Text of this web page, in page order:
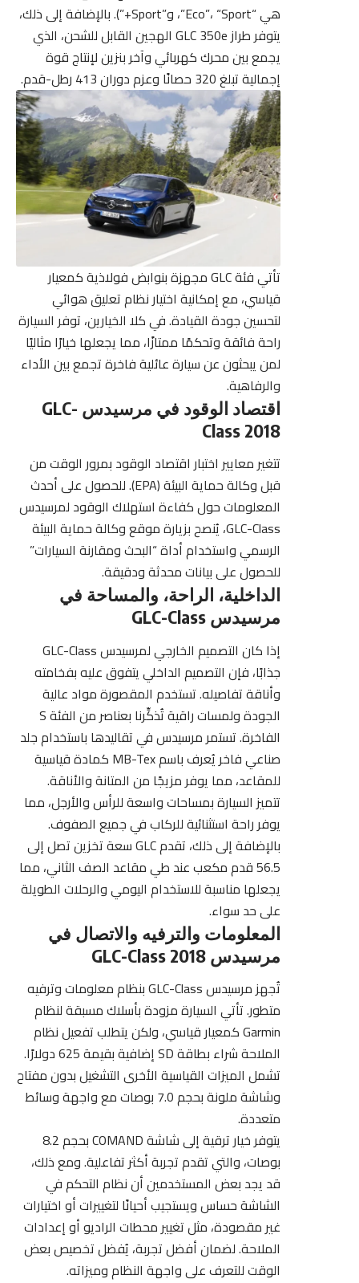
هي “Eco”، “Sport”، و”Sport+”). بالإضافة إلى ذلك،
يتوفر طراز GLC 350e الهجين القابل للشحن، الذي
يجمع بين محرك كهربائي وآخر بنزين لإنتاج قوة
إجمالية تبلغ 320 حصانًا وعزم دوران 413 رطل-قدم.
تأتي فئة GLC مجهزة بنوابض فولاذية كمعيار
قياسي، مع إمكانية اختيار نظام تعليق هوائي
لتحسين جودة القيادة. في كلا الخيارين، توفر السيارة
راحة فائقة وتحكمًا ممتازًا، مما يجعلها خيارًا مثاليًا
لمن يبحثون عن سيارة عائلية فاخرة تجمع بين الأداء
والرفاهية.
اقتصاد الوقود في مرسيدس GLC-
Class 2018
تتغير معايير اختبار اقتصاد الوقود بمرور الوقت من
قبل وكالة حماية البيئة (EPA). للحصول على أحدث
المعلومات حول كفاءة استهلاك الوقود لمرسيدس
GLC-Class، يُنصح بزيارة موقع وكالة حماية البيئة
الرسمي واستخدام أداة “البحث ومقارنة السيارات”
للحصول على بيانات محدثة ودقيقة.
الداخلية، الراحة، والمساحة في
مرسيدس GLC-Class
إذا كان التصميم الخارجيلمرسيدس GLC-Class
جذابًا، فإن التصميم الداخلي يتفوق عليه بفخامته
وأناقة تفاصيله. تستخدم المقصورة مواد عالية
الجودة ولمسات راقية تُذكِّرنا بعناصر من الفئة S
الفاخرة. تستمر مرسيدس في تقاليدها باستخدام جلد
صناعي فاخر يُعرف باسم MB-Tex كمادة قياسية
للمقاعد، مما يوفر مزيجًا من المتانة والأناقة.
تتميز السيارة بمساحات واسعة للرأس والأرجل، مما
يوفر راحة استثنائية للركاب في جميع الصفوف.
بالإضافة إلى ذلك، تقدم GLC سعة تخزين تصل إلى
56.5 قدم مكعب عند طي مقاعد الصف الثاني، مما
يجعلها مناسبة للاستخدام اليومي والرحلات الطويلة
على حد سواء.
المعلومات والترفيه والاتصال في
مرسيدس GLC-Class 2018
تُجهز مرسيدس GLC-Class بنظام معلومات وترفيه
متطور. تأتي السيارة مزودة بأسلاك مسبقة لنظام
Garmin كمعيار قياسي، ولكن يتطلب تفعيل نظام
الملاحة شراء بطاقة SD إضافية بقيمة 625 دولارًا.
تشمل الميزات القياسية الأخرى التشغيل بدون مفتاح
وشاشة ملونة بحجم 7.0 بوصات مع واجهة وسائط
متعددة.
يتوفر خيار ترقية إلى شاشة COMAND بحجم 8.2
بوصات، والتي تقدم تجربة أكثر تفاعلية. ومع ذلك،
قد يجد بعض المستخدمين أن نظام التحكم في
الشاشة حساس ويستجيب أحيانًا لتغييرات أو اختيارات
غير مقصودة، مثل تغيير محطات الراديو أو إعدادات
الملاحة. لضمان أفضل تجربة، يُفضل تخصيص بعض
الوقت للتعرف على واجهة النظام وميزاته.